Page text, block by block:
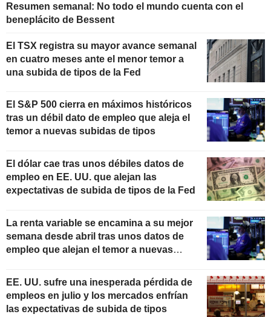
Resumen semanal: No todo el mundo cuenta con el
beneplácito de Bessent
El TSX registra su mayor avance semanal
en cuatro meses ante el menor temor a
una subida de tipos de la Fed
El S&P 500 cierra en máximos históricos
tras un débil dato de empleo que aleja el
temor a nuevas subidas de tipos
El dólar cae tras unos débiles datos de
empleo en EE. UU. que alejan las
expectativas de subida de tipos de la Fed
La renta variable se encamina a su mejor
semana desde abril tras unos datos de
empleo que alejan el temor a nuevas
EE. UU. sufre una inesperada pérdida de
empleos en julio y los mercados enfrían
las expectativas de subida de tipos